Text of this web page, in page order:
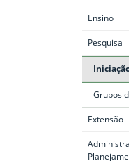
Ensino
Pesquisa
Grupos
Extensão